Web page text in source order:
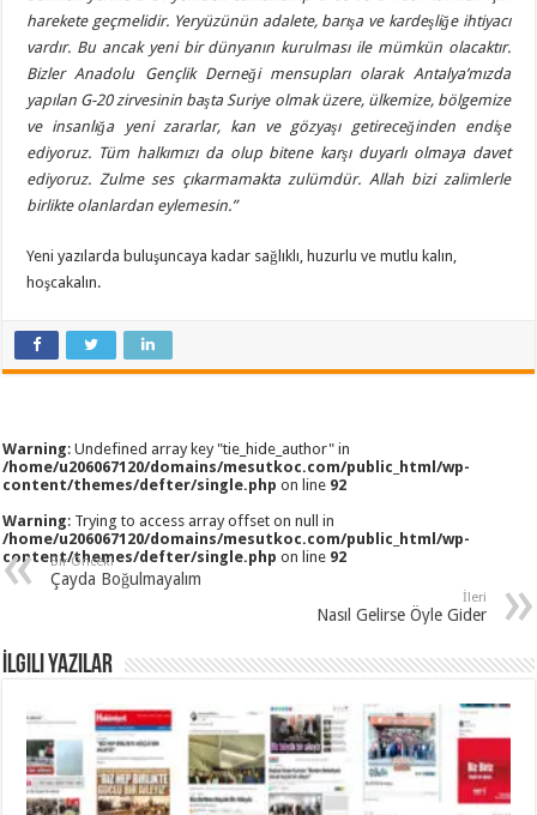
harekete geçmelidir. Yeryüzünün adalete, barışa ve kardeşliğe ihtiyacı
vardır. Bu ancak yeni bir dünyanın kurulması ile mümkün olacaktır.
Bizler Anadolu Gençlik Derneği mensupları olarak Antalya’mızda
yapılan G-20 zirvesinin başta Suriye olmak üzere, ülkemize, bölgemize
ve insanlığa yeni zararlar, kan ve gözyaşı getireceğinden endişe
ediyoruz. Tüm halkımızı da olup bitene karşı duyarlı olmaya davet
ediyoruz. Zulme ses çıkarmamakta zulümdür. Allah bizi zalimlerle
birlikte olanlardan eylemesin.”
Yeni yazılarda buluşuncaya kadar sağlıklı, huzurlu ve mutlu kalın,
hoşcakalın.
Warning: Undefined array key "tie_hide_author" in
/home/u206067120/domains/mesutkoc.com/public_html/wp-
content/themes/defter/single.php on line 92
Warning: Trying to access array offset on null in
/home/u206067120/domains/mesutkoc.com/public_html/wp-
content/themes/defter/single.php on line 92
Bir Önceki
Çayda Boğulmayalım
İleri
Nasıl Gelirse Öyle Gider
İlgili Yazılar